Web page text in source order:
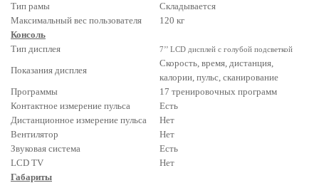
Тип рамы
Складывается
Максимальный вес пользователя
120 кг
Консоль
Тип дисплея
7’’ LCD дисплей с голубой подсветкой
Показания дисплея
Cкорость, время, дистанция,
калории, пульс, сканирование
Программы
17 тренировочных программ
Контактное измерение пульса
Есть
Дистанционное измерение пульса
Нет
Вентилятор
Нет
Звуковая система
Есть
LCD TV
Нет
Габариты